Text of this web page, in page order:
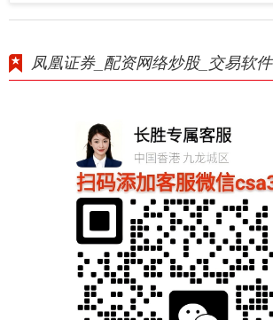
凤凰证券_配资网络炒股_交易软件